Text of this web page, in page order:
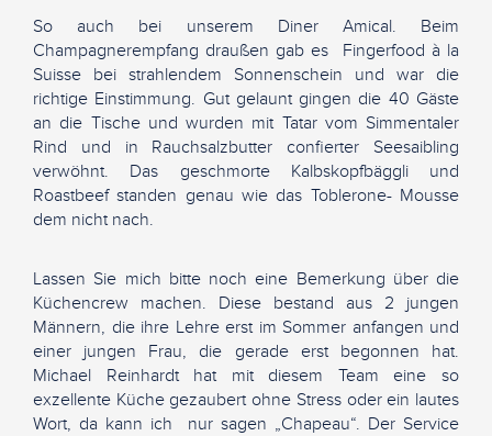
So auch bei unserem Diner Amical. Beim
Champagnerempfang draußen gab es Fingerfood à la
Suisse bei strahlendem Sonnenschein und war die
richtige Einstimmung. Gut gelaunt gingen die 40 Gäste
an die Tische und wurden mit Tatar vom Simmentaler
Rind und in Rauchsalzbutter confierter Seesaibling
verwöhnt. Das geschmorte Kalbskopfbäggli und
Roastbeef standen genau wie das Toblerone- Mousse
dem nicht nach.
Lassen Sie mich bitte noch eine Bemerkung über die
Küchencrew machen. Diese bestand aus 2 jungen
Männern, die ihre Lehre erst im Sommer anfangen und
einer jungen Frau, die gerade erst begonnen hat.
Michael Reinhardt hat mit diesem Team eine so
exzellente Küche gezaubert ohne Stress oder ein lautes
Wort, da kann ich nur sagen „Chapeau“. Der Service